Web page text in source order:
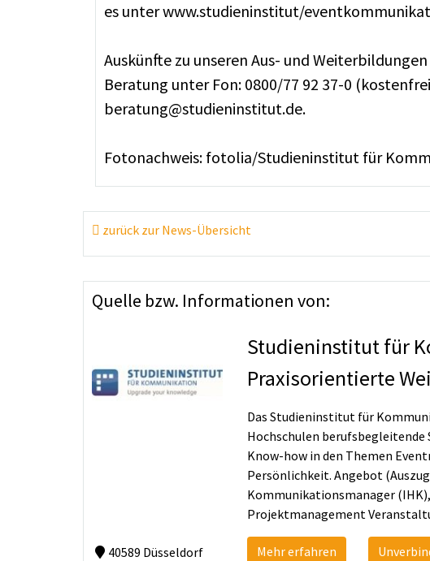
es unter www.studieninstitut/
Auskünfte zu unseren Aus- und
Beratung unter Fon: 0800/77 92 37-0
beratung@studieninstitut.de.
Fotonachweis: fotolia/Studieninstitut für
zurück zur News-Übersicht
Quelle bzw. Informationen von:
40589 Düsseldorf
Studieninstitut für
Praxisorientierte
Das Studieninstitut für
Hochschulen
Know-how in den Themen
Persönlichkeit. Angebot
Kommunikationsmanager
Projektmanagement
Mehr erfahren